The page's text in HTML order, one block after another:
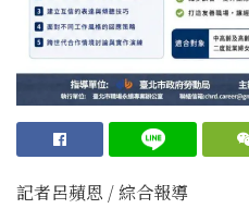
記者呂蘋恩 / 綜合報導